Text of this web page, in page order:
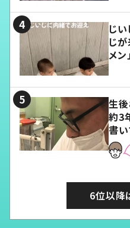
じ
じ
メン
生
約3
書
6位以降